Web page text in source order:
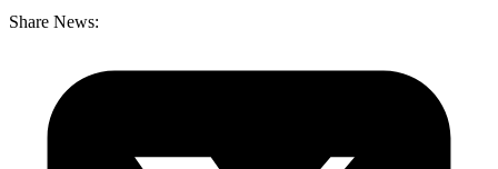
Share News: